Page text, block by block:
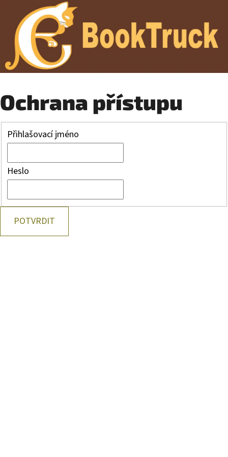
Ochrana přístupu
Přihlašovací jméno
Heslo
POTVRDIT